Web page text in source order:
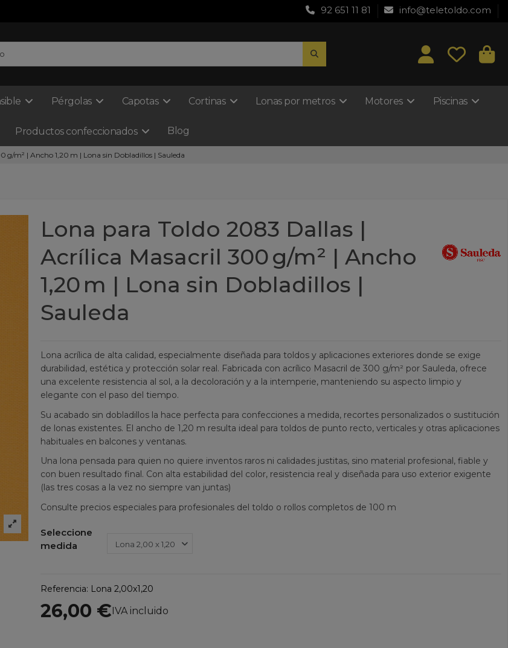
92 651 11 81 info@teletoldo.com
Pérgolas Capotas Cortinas Lonas por metros Motores Piscinas
Productos confeccionados Blog
m² | Ancho 1,20 m | Lona sin Dobladillos | Sauleda
Lona para Toldo 2083 Dallas |
Acrílica Masacril 300 g/m² | Ancho
1,20 m | Lona sin Dobladillos |
Sauleda
Lona acrílica de alta calidad, especialmente diseñada para toldos y aplicaciones exteriores donde se exige
durabilidad, estética y protección solar real. Fabricada con acrílico Masacril de 300 g/m² por Sauleda, ofrece
una excelente resistencia al sol, a la decoloración y a la intemperie, manteniendo su aspecto limpio y
elegante con el paso del tiempo.
Su acabado sin dobladillos la hace perfecta para confecciones a medida, recortes personalizados o sustitución
de lonas existentes. El ancho de 1,20 m resulta ideal para toldos de punto recto, verticales y otras aplicaciones
habituales en balcones y ventanas.
Una lona pensada para quien no quiere inventos raros ni calidades justitas, sino material profesional, fiable y
con buen resultado final. Con alta estabilidad del color, resistencia real y diseñada para uso exterior exigente
(las tres cosas a la vez no siempre van juntas)
Consulte precios especiales para profesionales del toldo o rollos completos de 100 m
Seleccione
medida
Referencia: Lona 2,00x1,20
26,00 €IVA incluido